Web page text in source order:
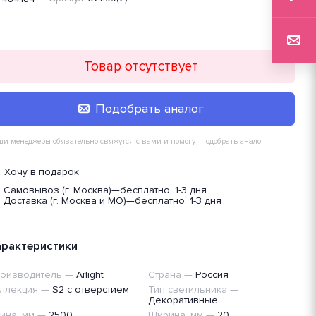
Товар отсутствует
Подобрать аналог
менеджеры обязательно свяжутся с вами и помогут подобрать аналог
Хочу в подарок
Самовывоз (г. Москва)—бесплатно, 1-3 дня
Доставка (г. Москва и МО)—бесплатно, 1-3 дня
— Arlight Страна — Россия
— S2 с отверстием Тип светильника —
Декоративные